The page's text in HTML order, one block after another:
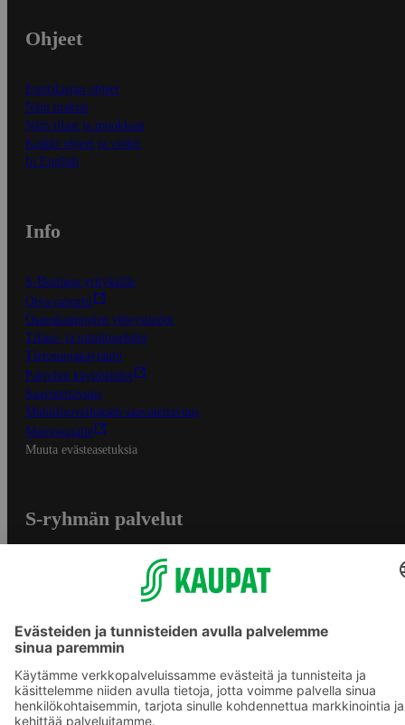
Ohjeet
Ensitilaajan ohjeet
Näin maksat
Näin tilaat ja muokkaat
Kaikki ohjeet ja vinkit
In English
Info
S-Business yrityksille
Oiva-raportit
Osuuskauppojen yhteystiedot
Tilaus- ja toimitusehdot
Tietosuojakäytäntö
Palvelun käyttöehdot
Saavutettavuus
Mobiilisovelluksen saavutettavuus
Mainostajalle
Muuta evästeasetuksia
S-ryhmän palvelut
S-ostoslista -sovellus
Prisma.fi
Sokos.fi
S-Pankki
Yhteishyvä